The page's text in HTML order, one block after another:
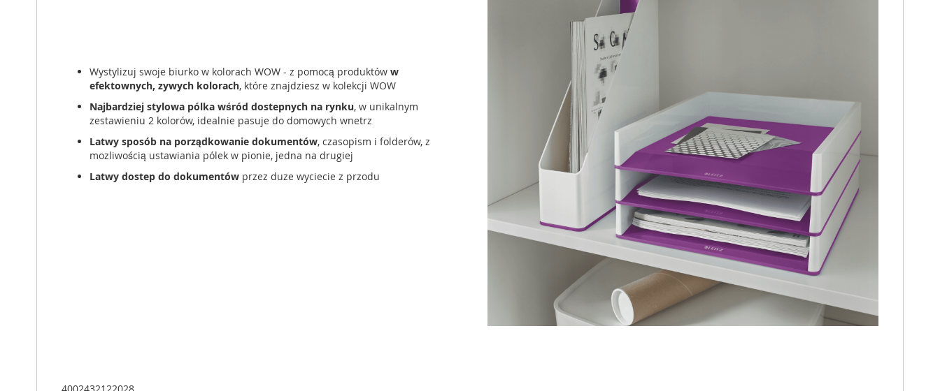
Wystylizuj swoje biurko w kolorach WOW - z pomocą produktów w
efektownych, zywych kolorach, które znajdziesz w kolekcji WOW
Najbardziej stylowa pólka wśród dostepnych na rynku, w unikalnym
zestawieniu 2 kolorów, idealnie pasuje do domowych wnetrz
Latwy sposób na porządkowanie dokumentów, czasopism i folderów, z
mozliwością ustawiania pólek w pionie, jedna na drugiej
Latwy dostep do dokumentów przez duze wyciecie z przodu